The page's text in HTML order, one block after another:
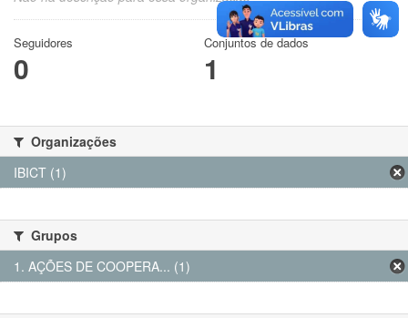
Seguidores
0
Conjuntos de dados
1
Organizações
IBICT (1)
Grupos
1. AÇÕES DE COOPERA... (1)